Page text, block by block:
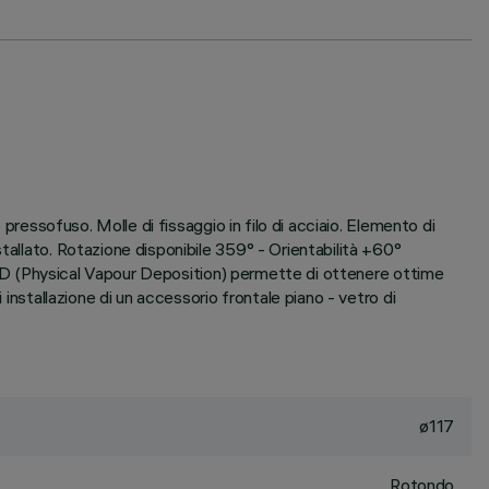
Molle di fissaggio in filo di acciaio. Elemento di
Rotazione disponibile 359° - Orientabilità +60°
(Physical Vapour Deposition) permette di ottenere ottime
di un accessorio frontale piano - vetro di
ø117
Rotondo